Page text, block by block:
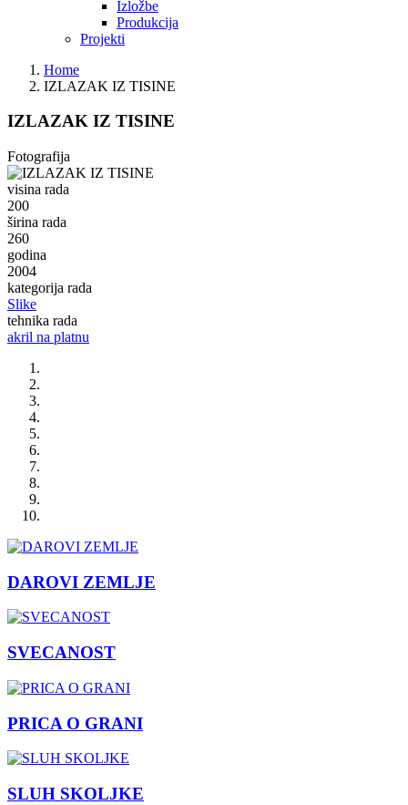
Izložbe
Produkcija
Projekti
Home
IZLAZAK IZ TISINE
IZLAZAK IZ TISINE
Fotografija
visina rada
200
širina rada
260
godina
2004
kategorija rada
Slike
tehnika rada
akril na platnu
DAROVI ZEMLJE
SVECANOST
PRICA O GRANI
SLUH SKOLJKE